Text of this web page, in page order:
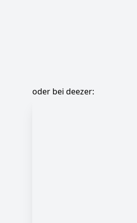
oder bei deezer: